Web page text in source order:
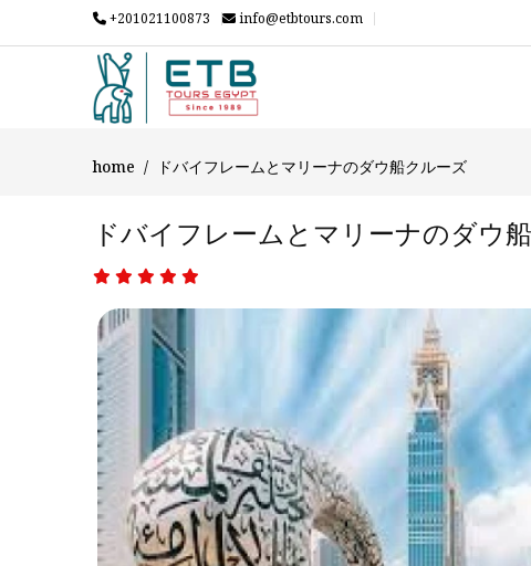
+201021100873 info@etbtours.com
home ドバイフレームとマリーナのダウ船クルーズ
ドバイフレームとマリーナのダウ